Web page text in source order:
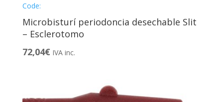
Code:
Microbisturí periodoncia desechable Slit
– Esclerotomo
72,04€ IVA inc.